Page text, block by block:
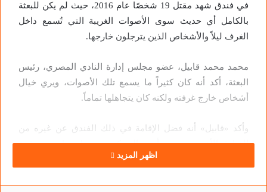
في فندق شهد مقتل 19 شخصًا عام 2016، حيث لم يكن للبعثة
بالكامل أي حديث سوى الأصوات الغريبة التي تُسمع داخل
الغرف ليلاً والأشخاص الذين يترجلون خارجها.
محمد محمد قابيل، عضو مجلس إدارة النادي المصري، رئيس
البعثة، أكد أنه كان كثيراً ما يسمع تلك الأصوات، ويري خيال
أشخاص خارج غرفته ولكنه كان يتجاهلها تماماً.
وأكد «قابيل» أنه فضل الإقامة في ذلك الفندق عن غيره من
الفنادق الأخرى، بسبب تأمينه المحكم، وهو ما يحول دون وقوع
أي عملية جديدة بداخله، بخلاف باقي الفنادق الأخرى التي قد
اظهر المزيد